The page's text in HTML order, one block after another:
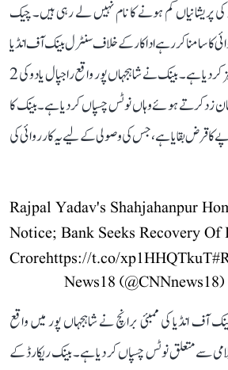
کی پریشانیاں کم ہونے کا نام نہیں لے رہی ہیں۔ چیک
کا سامنا کر رہے اداکار کے خلاف سنٹرل بینک آف انڈیا
نے قرض وصولی کے عمل کو تیز کر دیا ہے۔ بینک نے شاہجہاں پور واقع راجپال یادو کی 2
زد کرتے ہوئے وہاں نوٹس چسپاں کر دیا ہے۔ بینک کا
کا قرض بقایا ہے، جس کی وصولی کے لیے یہ کارروائی کی
Rajpal Yadav's Shahjahanpur
Notice; Bank Seeks Recovery Of
Crorehttps://t.co/xp1HHQTkuT
انڈیا کی ممبئی برانچ نے شاہجہاں پور میں واقع
سے متعلق نوٹس چسپاں کر دیا ہے۔ بینک ریکارڈ کے